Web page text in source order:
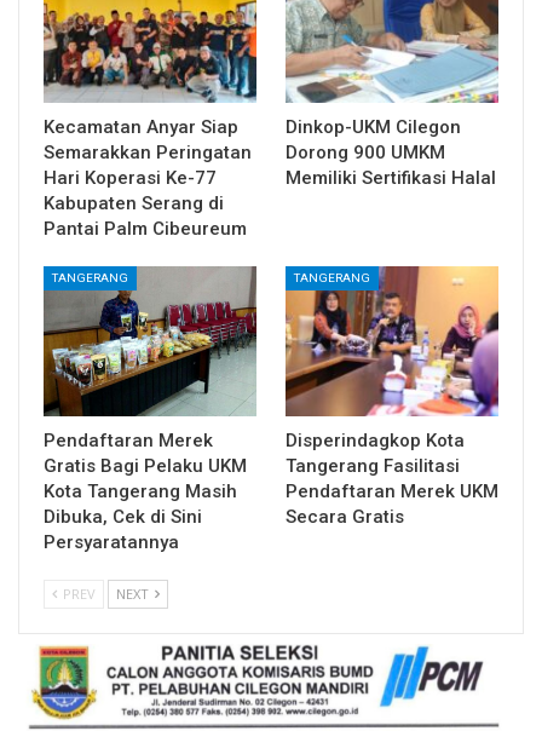
Kecamatan Anyar Siap
Semarakkan Peringatan
Hari Koperasi Ke-77
Kabupaten Serang di
Pantai Palm Cibeureum
Dinkop-UKM Cilegon
Dorong 900 UMKM
Memiliki Sertifikasi Halal
TANGERANG
Pendaftaran Merek
Gratis Bagi Pelaku UKM
Kota Tangerang Masih
Dibuka, Cek di Sini
Persyaratannya
TANGERANG
Disperindagkop Kota
Tangerang Fasilitasi
Pendaftaran Merek UKM
Secara Gratis
PREV NEXT